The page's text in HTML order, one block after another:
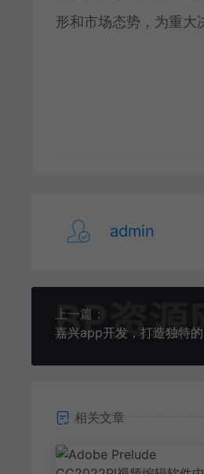
形和市场态势，为重大
admin
上一篇：
相关文章